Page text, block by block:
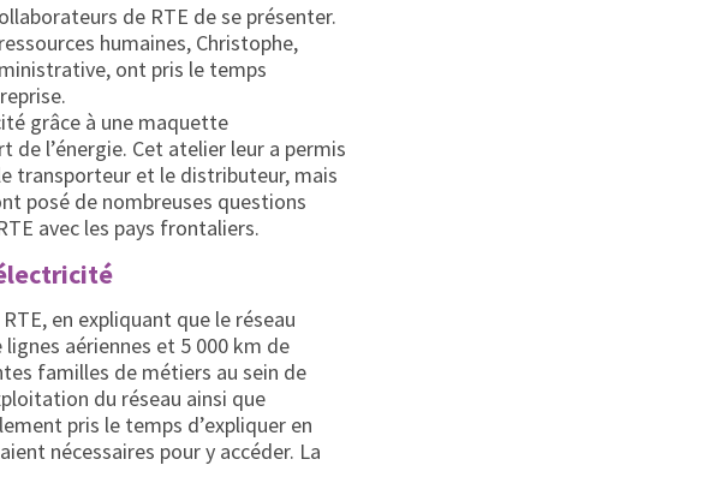
de RTE de se présenter.
humaines, Christophe,
ont pris le temps
grâce à une maquette
l’énergie. Cet atelier leur a permis
transporteur et le distributeur, mais
posé de nombreuses questions
avec les pays frontaliers.
en expliquant que le réseau
aériennes et 5 000 km de
familles de métiers au sein de
du réseau ainsi que
pris le temps d’expliquer en
nécessaires pour y accéder. La